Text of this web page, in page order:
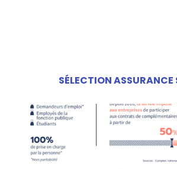
SÉLECTION ASSURANCE